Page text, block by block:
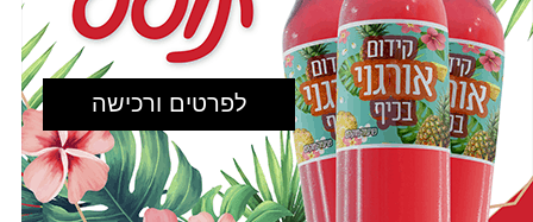
לפרטים ורכישה